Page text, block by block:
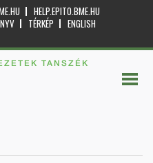
HELP.EPITO.BME.HU
TÉRKÉP
ENGLISH
TANSZÉK